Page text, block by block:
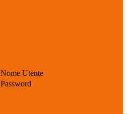
Nome Utente
Password